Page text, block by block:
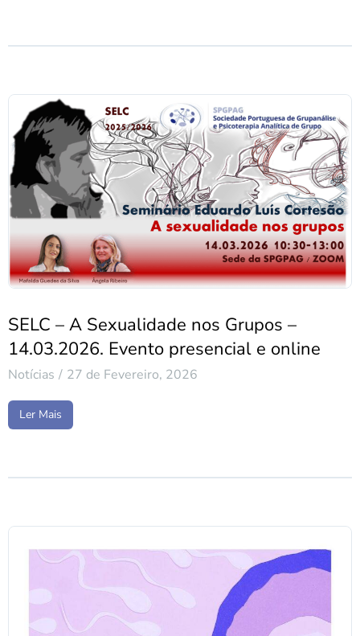
SELC – A Sexualidade nos Grupos –
14.03.2026. Evento presencial e online
Notícias 27 de Fevereiro, 2026
Ler Mais